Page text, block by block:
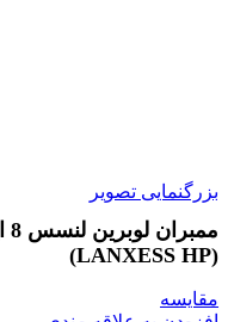
بزرگنمایی تصویر
(LANXESS HP)
مقایسه